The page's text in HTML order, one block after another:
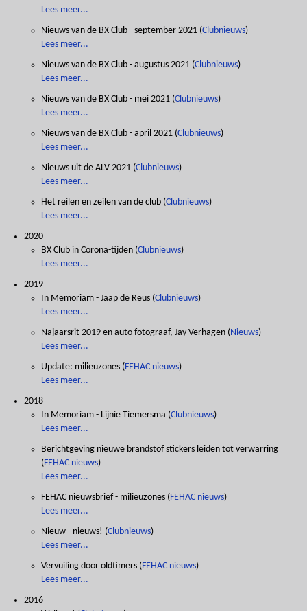
Lees meer...
Nieuws van de BX Club - september 2021 (Clubnieuws)
Lees meer...
Nieuws van de BX Club - augustus 2021 (Clubnieuws)
Lees meer...
Nieuws van de BX Club - mei 2021 (Clubnieuws)
Lees meer...
Nieuws van de BX Club - april 2021 (Clubnieuws)
Lees meer...
Nieuws uit de ALV 2021 (Clubnieuws)
Lees meer...
Het reilen en zeilen van de club (Clubnieuws)
Lees meer...
2020
BX Club in Corona-tijden (Clubnieuws)
Lees meer...
2019
In Memoriam - Jaap de Reus (Clubnieuws)
Lees meer...
Najaarsrit 2019 en auto fotograaf, Jay Verhagen (Nieuws)
Lees meer...
Update: milieuzones (FEHAC nieuws)
Lees meer...
2018
In Memoriam - Lijnie Tiemersma (Clubnieuws)
Lees meer...
Berichtgeving nieuwe brandstof stickers leiden tot verwarring
(FEHAC nieuws)
Lees meer...
FEHAC nieuwsbrief - milieuzones (FEHAC nieuws)
Lees meer...
Nieuw - nieuws! (Clubnieuws)
Lees meer...
Vervuiling door oldtimers (FEHAC nieuws)
Lees meer...
2016